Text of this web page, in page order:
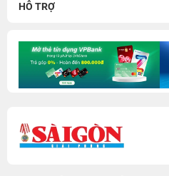
HỖ TRỢ